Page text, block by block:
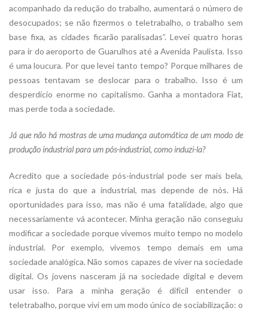
acompanhado da redução do trabalho, aumentará o número de
desocupados; se não fizermos o teletrabalho, o trabalho sem
base fixa, as cidades ficarão paralisadas”. Levei quatro horas
para ir do aeroporto de Guarulhos até a Avenida Paulista. Isso
é uma loucura. Por que levei tanto tempo? Porque milhares de
pessoas tentavam se deslocar para o trabalho. Isso é um
desperdício enorme no capitalismo. Ganha a montadora Fiat,
mas perde toda a sociedade.
Já que não há mostras de uma mudança automática de um modo de
produção industrial para um pós-industrial, como induzi-la?
Acredito que a sociedade pós-industrial pode ser mais bela,
rica e justa do que a industrial, mas depende de nós. Há
oportunidades para isso, mas não é uma fatalidade, algo que
necessariamente vá acontecer. Minha geração não conseguiu
modificar a sociedade porque vivemos muito tempo no modelo
industrial. Por exemplo, vivemos tempo demais em uma
sociedade analógica. Não somos capazes de viver na sociedade
digital. Os jovens nasceram já na sociedade digital e devem
usar isso. Para a minha geração é difícil entender o
teletrabalho, porque vivi em um modo único de sociabilização: o